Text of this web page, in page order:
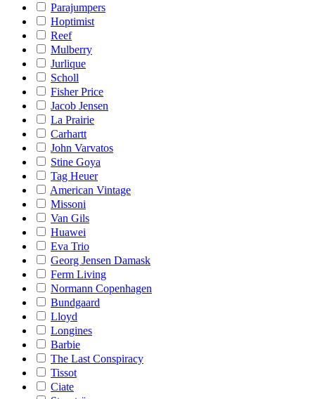
Parajumpers
Hoptimist
Reef
Mulberry
Jurlique
Scholl
Fisher Price
Jacob Jensen
La Prairie
Carhartt
John Varvatos
Stine Goya
Tag Heuer
American Vintage
Missoni
Van Gils
Huawei
Eva Trio
Georg Jensen Damask
Ferm Living
Normann Copenhagen
Bundgaard
Lloyd
Longines
Barbie
The Last Conspiracy
Tissot
Ciate